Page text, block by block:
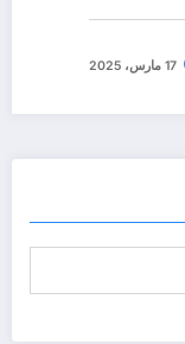
17 مارس، 2025